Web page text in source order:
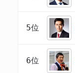
5位
6位